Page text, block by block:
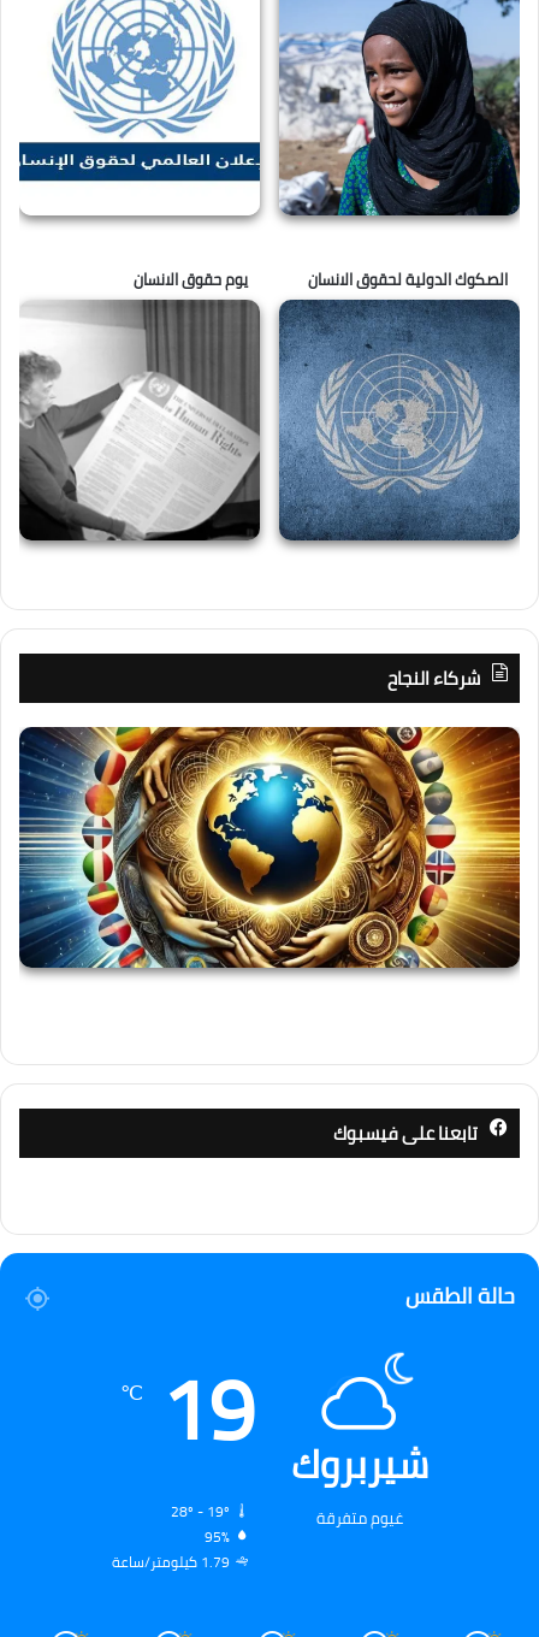
الصكوك الدولية لحقوق الانسان يوم حقوق الانسان
شركاء النجاح
تابعنا على فيسبوك
حالة الطقس
شيربروك
غيوم متفرقة
19
℃
95%
1.79 كيلومتر/ساعة